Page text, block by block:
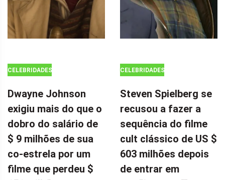
CELEBRIDADES
Dwayne Johnson
exigiu mais do que o
dobro do salário de
$ 9 milhões de sua
co-estrela por um
filme que perdeu $
CELEBRIDADES
Steven Spielberg se
recusou a fazer a
sequência do filme
cult clássico de US $
603 milhões depois
de entrar em